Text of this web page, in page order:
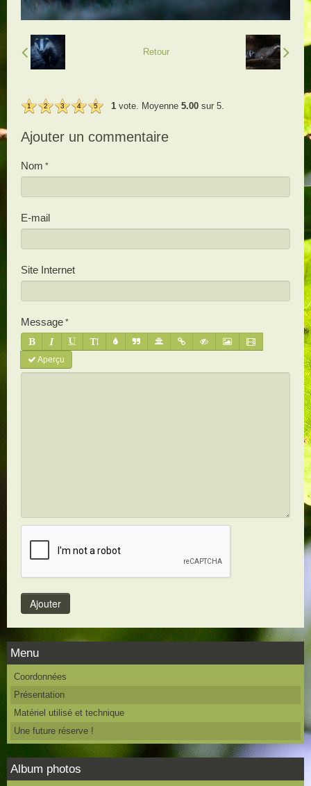
Retour
1 2 3 4 5 1 vote. Moyenne 5.00 sur 5.
Ajouter un commentaire
Nom
E-mail
Site Internet
Message
Aperçu
Menu
Coordonnées
Présentation
Matériel utilisé et technique
Une future réserve !
Album photos